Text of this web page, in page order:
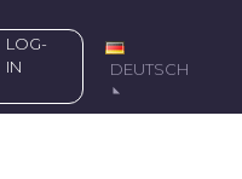
LOG-
IN
DEUTSCH